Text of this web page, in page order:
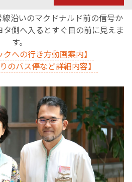
沿いのマクドナルド前の信号か
側へ入るとすぐ目の前に見えま
す。
クへの行き方動画案内】
のバス停など詳細内容】